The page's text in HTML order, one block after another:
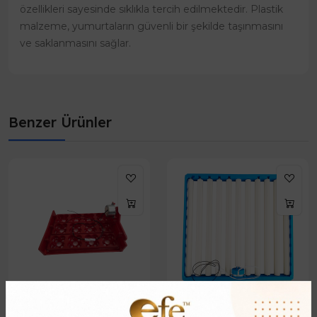
özellikleri sayesinde sıklıkla tercih edilmektedir. Plastik
malzeme, yumurtaların güvenli bir şekilde taşınmasını
ve saklanmasını sağlar.
Benzer Ürünler